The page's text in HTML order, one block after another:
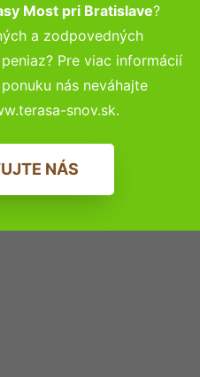
Most pri Bratislave?
a zodpovedných
Pre viac informácií
nás neváhajte
snov.sk.
NÁS